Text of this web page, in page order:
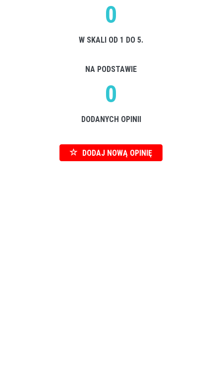
0
W SKALI OD 1 DO 5.
NA PODSTAWIE
0
DODANYCH OPINII
DODAJ NOWĄ OPINIĘ